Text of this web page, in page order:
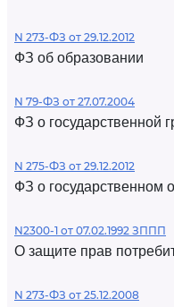
N 273-ФЗ от 29.12.2012
ФЗ об образовании
N 79-ФЗ от 27.07.2004
ФЗ о государственной
N 275-ФЗ от 29.12.2012
ФЗ о государственном
N2300-1 от 07.02.1992 ЗППП
О защите прав
N 273-ФЗ от 25.12.2008